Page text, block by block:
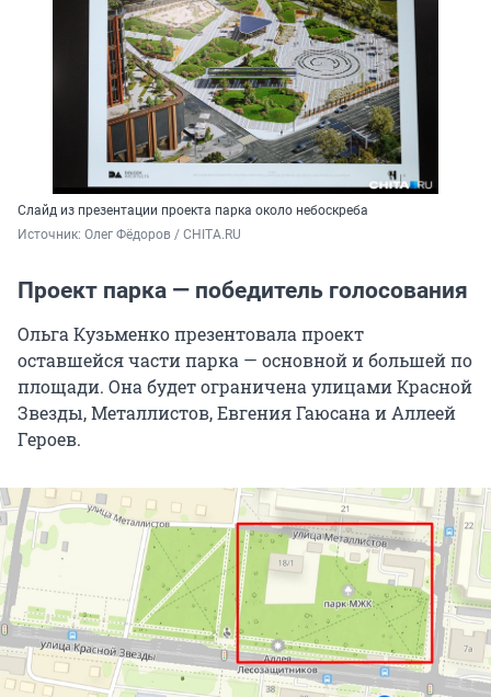
Слайд из презентации проекта парка около небоскреба
Источник: Олег Фёдоров / CHITA.RU
Проект парка — победитель голосования
Ольга Кузьменко презентовала проект
оставшейся части парка — основной и большей по
площади. Она будет ограничена улицами Красной
Звезды, Металлистов, Евгения Гаюсана и Аллеей
Героев.